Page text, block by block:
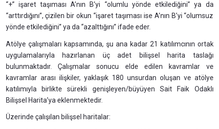
“+” işaret taşıması A’nın B’yi “olumlu yönde etkilediğini” ya da
“arttırdığını”, çizilen bir okun “işaret taşıması ise A’nın B’yi “olumsuz
yönde etkilediğini” ya da “azalttığını” ifade eder.
Atölye çalışmaları kapsamında, şu ana kadar 21 katılımcının ortak
uygulamalarıyla hazırlanan üç adet bilişsel harita taslağı
bulunmaktadır. Çalışmalar sonucu elde edilen kavramlar ve
kavramlar arası ilişkiler, yaklaşık 180 unsurdan oluşan ve atölye
katılımıyla birlikte sürekli genişleyen/büyüyen Sait Faik Odaklı
Bilişsel Harita’ya eklenmektedir.
Üzerinde çalışılan bilişsel haritalar: